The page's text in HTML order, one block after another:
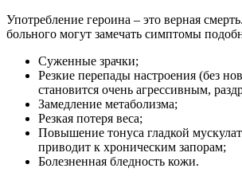
Употребление героина – это верная
больного могут замечать симптомы
Суженные зрачки;
Резкие перепады настроения (без
становится очень агрессивным,
Замедление метаболизма;
Резкая потеря веса;
Повышение тонуса гладкой
приводит к хроническим запорам;
Болезненная бледность кожи.